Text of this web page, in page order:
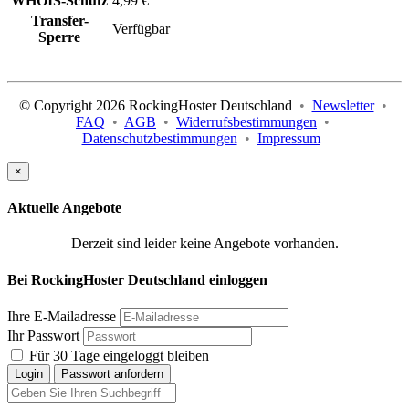
Transfer-
Sperre
Verfügbar
© Copyright 2026 RockingHoster Deutschland • Newsletter •
FAQ • AGB • Widerrufsbestimmungen •
Datenschutzbestimmungen • Impressum
×
Aktuelle Angebote
Derzeit sind leider keine Angebote vorhanden.
Bei RockingHoster Deutschland einloggen
Ihre E-Mailadresse
Ihr Passwort
Für 30 Tage eingeloggt bleiben
Login Passwort anfordern